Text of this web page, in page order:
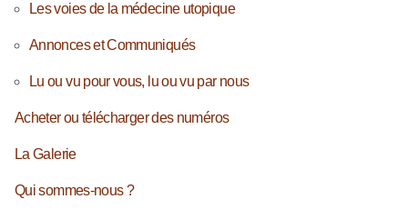
Les voies de la médecine utopique
Annonces et Communiqués
Lu ou vu pour vous, lu ou vu par nous
Acheter ou télécharger des numéros
La Galerie
Qui sommes-nous ?